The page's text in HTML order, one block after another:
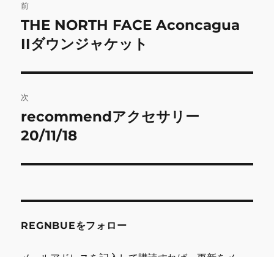
稿
ナ
ビ
ゲ
ー
ン
前
前
の
稿:
THE NORTH FACE Aconcagua
IIダウンジャケット
次
次
の
稿:
recommendアクセサリー
20/11/18
REGNBUEをフォロー